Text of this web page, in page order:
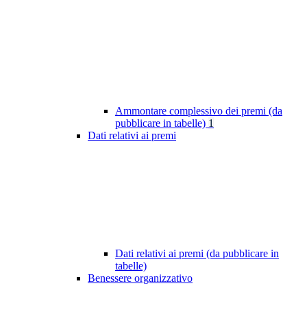
Ammontare complessivo dei premi (da
pubblicare in tabelle) 1
Dati relativi ai premi
Dati relativi ai premi (da pubblicare in
tabelle)
Benessere organizzativo